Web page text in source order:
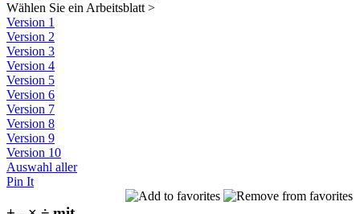
Wählen Sie ein Arbeitsblatt >
Version 1
Version 2
Version 3
Version 4
Version 5
Version 6
Version 7
Version 8
Version 9
Version 10
Auswahl aller
Pin It